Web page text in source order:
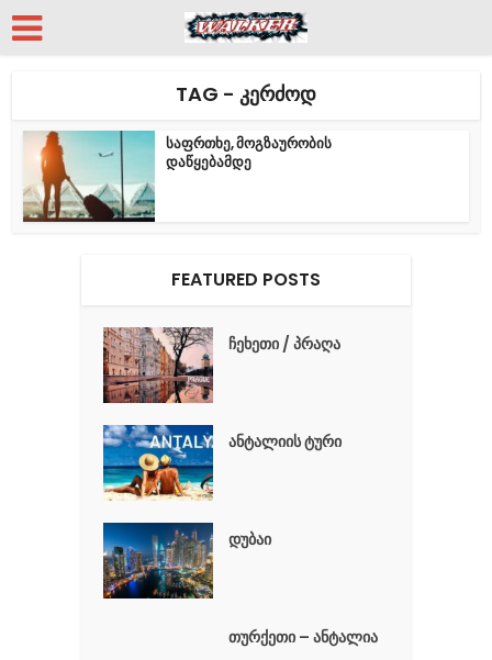
TAG - ᲙᲔᲠᲫᲝᲓ
საფრთხე, მოგზაურობის
დაწყებამდე
FEATURED POSTS
ჩეხეთი / პრაღა
ანტალიის ტური
დუბაი
თურქეთი – ანტალია